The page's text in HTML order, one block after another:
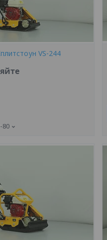
VS-244
80